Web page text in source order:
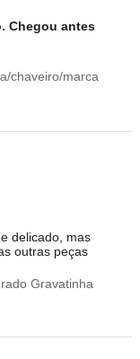
Chegou antes
chaveiro/marca
delicado, mas
outras peças
Gravatinha